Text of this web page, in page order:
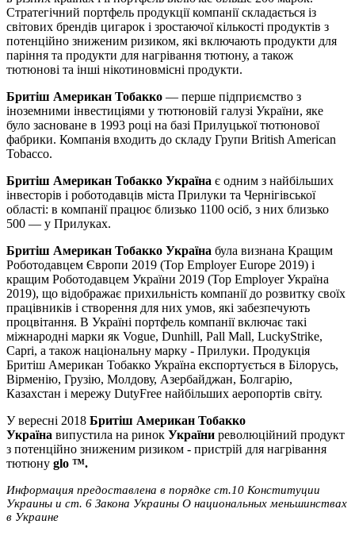
Стратегічний портфель продукції компанії складається із
світових брендів цигарок і зростаючої кількості продуктів з
потенційно зниженим ризиком, які включають продукти для
паріння та продукти для нагрівання тютюну, а також
тютюнові та інші нікотиновмісні продукти.
Бритіш Американ Тобакко — перше підприємство з
іноземними інвестиціями у тютюновій галузі України, яке
було засноване в 1993 році на базі Прилуцької тютюнової
фабрики. Компанія входить до складу Групи British American
Tobacco.
Бритіш Американ Тобакко Україна є одним з найбільших
інвесторів і роботодавців міста Прилуки та Чернігівської
області: в компанії працює близько 1100 осіб, з них близько
500 — у Прилуках.
Бритіш Американ Тобакко Україна була визнана Кращим
Роботодавцем Європи 2019 (Top Employer Europe 2019) і
кращим Роботодавцем України 2019 (Top Employer Україна
2019), що відображає прихильність компанії до розвитку своїх
працівників і створення для них умов, які забезпечують
процвітання. В Україні портфель компанії включає такі
міжнародні марки як Vogue, Dunhill, Pall Mall, LuckyStrike,
Capri, а також національну марку - Прилуки. Продукція
Бритіш Американ Тобакко Україна експортується в Білорусь,
Вірменію, Грузію, Молдову, Азербайджан, Болгарію,
Казахстан і мережу DutyFree найбільших аеропортів світу.
У вересні 2018 Бритіш Американ Тобакко
Україна випустила на ринок України революційний продукт
з потенційно зниженим ризиком - пристрій для нагрівання
тютюну glo ™.
Информация предоставлена в порядке ст.10 Конституции
Украины и ст. 6 Закона Украины О национальных меньшинствах
в Украине